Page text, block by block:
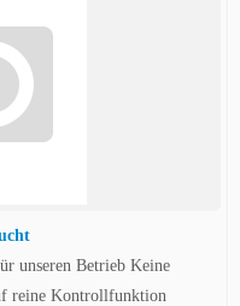
unseren Betrieb Keine
reine Kontrollfunktion